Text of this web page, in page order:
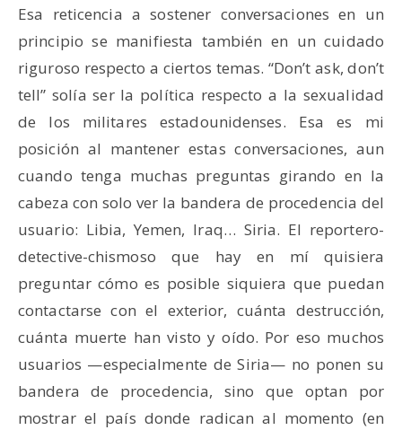
Esa reticencia a sostener conversaciones en un
principio se manifiesta también en un cuidado
riguroso respecto a ciertos temas. “Don’t ask, don’t
tell” solía ser la política respecto a la sexualidad
de los militares estadounidenses. Esa es mi
posición al mantener estas conversaciones, aun
cuando tenga muchas preguntas girando en la
cabeza con solo ver la bandera de procedencia del
usuario: Libia, Yemen, Iraq… Siria. El reportero-
detective-chismoso que hay en mí quisiera
preguntar cómo es posible siquiera que puedan
contactarse con el exterior, cuánta destrucción,
cuánta muerte han visto y oído. Por eso muchos
usuarios —especialmente de Siria— no ponen su
bandera de procedencia, sino que optan por
mostrar el país donde radican al momento (en